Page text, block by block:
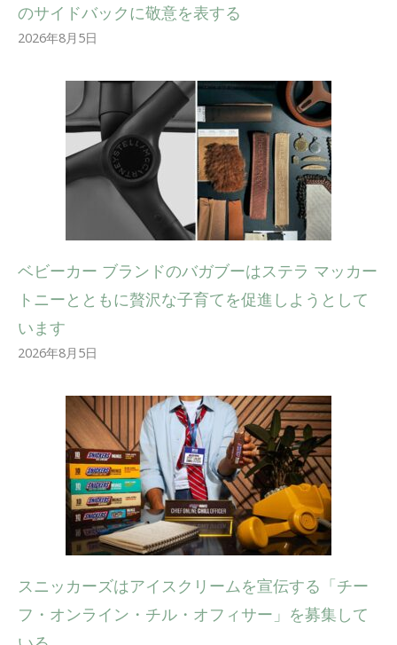
のサイドバックに敬意を表する
2026年8月5日
ベビーカー ブランドのバガブーはステラ マッカー
トニーとともに贅沢な子育てを促進しようとして
います
2026年8月5日
スニッカーズはアイスクリームを宣伝する「チー
フ・オンライン・チル・オフィサー」を募集して